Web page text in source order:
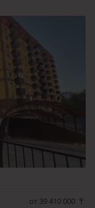
от 39 410 000 ₸